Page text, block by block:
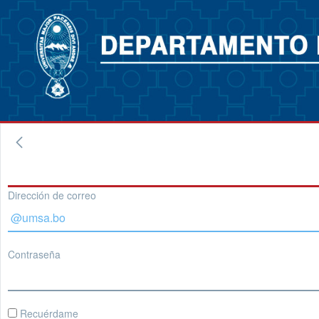
Dirección de correo
Contraseña
Recuérdame